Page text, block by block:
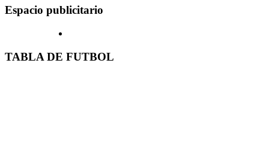
Espacio publicitario
TABLA DE FUTBOL